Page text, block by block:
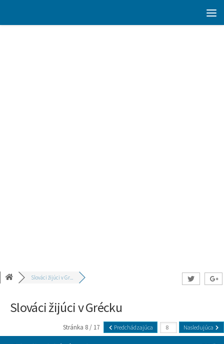
Slováci žijúci v Gr...
Slováci žijúci v Grécku
Stránka 8 / 17 Predchádzajúca Nasledujúca